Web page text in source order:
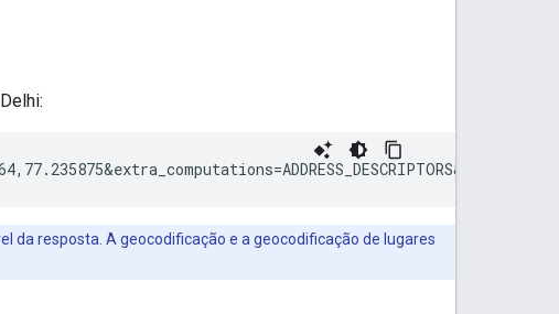
da resposta. A geocodificação e a geocodificação de lugares